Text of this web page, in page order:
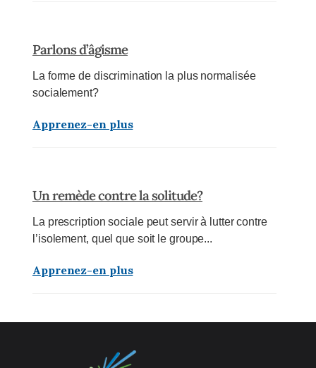
Parlons d’âgisme
La forme de discrimination la plus normalisée
socialement?
Apprenez-en plus
Un remède contre la solitude?
La prescription sociale peut servir à lutter contre
l’isolement, quel que soit le groupe...
Apprenez-en plus